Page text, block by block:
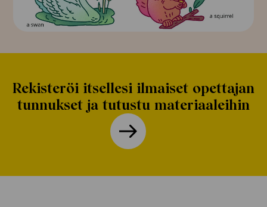
Rekisteröi itsellesi ilmaiset opettajan
tunnukset ja tutustu materiaaleihin